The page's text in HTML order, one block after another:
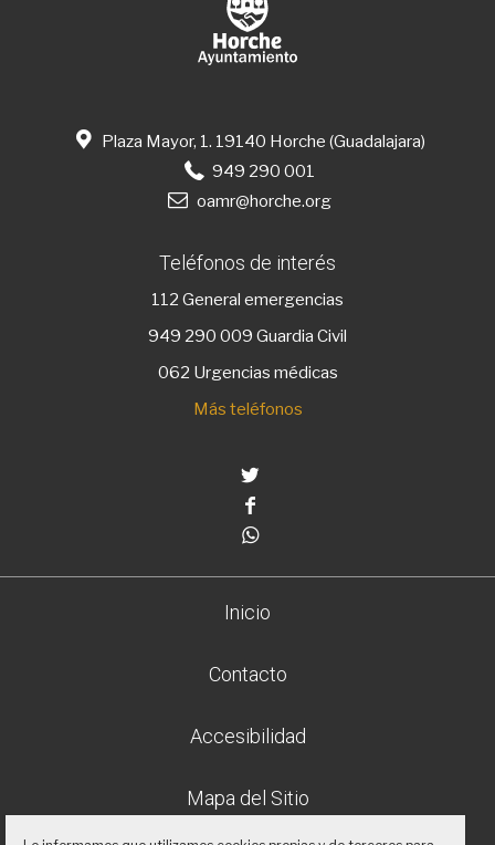
Plaza Mayor, 1. 19140 Horche (Guadalajara)
949 290 001
oamr@horche.org
Teléfonos de interés
112 General emergencias
949 290 009 Guardia Civil
062 Urgencias médicas
Más teléfonos
Inicio
Contacto
Accesibilidad
Mapa del Sitio